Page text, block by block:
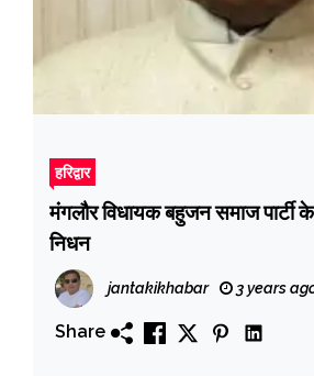
हरिद्वार
मंगलौर विधायक बहुजन समाज पार्टी
निधन
jantakikhabar 3 years
Share